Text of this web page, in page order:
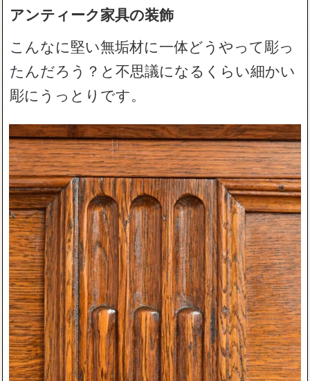
アンティーク家具の装飾
こんなに堅い無垢材に一体どうやって彫っ
たんだろう？と不思議になるくらい細かい
彫にうっとりです。